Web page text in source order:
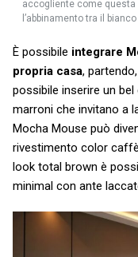
accogliente come
l’abbinamento tra il
È possibile integrare
propria casa,
possibile inserire un
marroni che invitano a
Mocha Mouse può
rivestimento color
look total brown è
minimal con ante